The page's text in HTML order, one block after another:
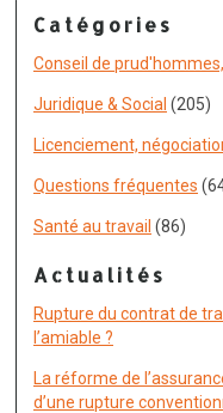
Catégories
Conseil de
Juridique & Social (205)
Licenciement,
Questions fréquentes
Santé au travail (86)
Actualités
Rupture du contrat de
l’amiable ?
La réforme de
d’une rupture